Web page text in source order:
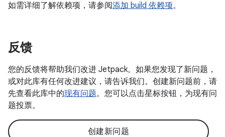
如需详细了解依赖项，请参阅添加 build 依赖项。
反馈
您的反馈将帮助我们改进 Jetpack。如果您发现了新问题，
或对此库有任何改进建议，请告诉我们。创建新问题前，请
先查看此库中的现有问题。您可以点击星标按钮，为现有问
题投票。
创建新问题